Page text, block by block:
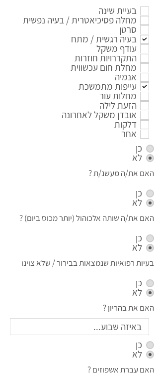
בעיית שינה
מחלה פסיכיאטרית / בעיה נפשית
סרטן
בעיה רגשית / מתח
עודף משקל
התקררויות חוזרות
מחלת חום עכשווית
אנמיה
עייפות מתמשכת
מחלות עור
הזעת לילה
אובדן משקל לאחרונה
דלקות
אחר
כן
לא
האם את/ה מעשנ/ת ?
כן
לא
האם את/ה שותה אלכוהול (יותר מכוס ביום) ?
כן
לא
בעיות רפואיות שנמצאות בבירור / שלא צוינו
כן
לא
האם את בהריון ?
כן
לא
האם עברת אשפוזים ?